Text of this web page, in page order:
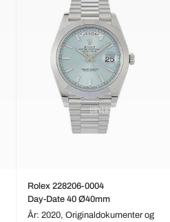
Rolex 228206-0004
Day-Date 40 Ø40mm
År: 2020, Originaldokumenter og